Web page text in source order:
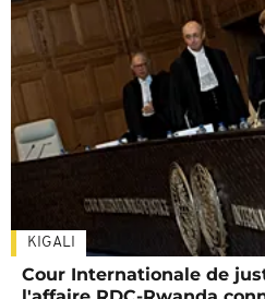
KIGALI
Cour Internationale de